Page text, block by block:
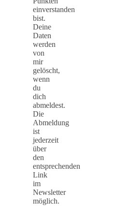
einverstanden
bist.
Deine
Daten
werden
von
mir
gelöscht,
wenn
du
dich
abmeldest.
Die
Abmeldung
ist
jederzeit
über
den
entsprechenden
Link
im
Newsletter
möglich.